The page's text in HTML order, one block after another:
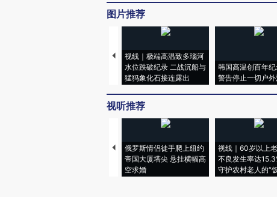
图片推荐
视线｜极端高温致多瑙河
水位跌破纪录 二战沉船与
猛犸象化石接连露出
韩国高温创百年
警告停止一切户外
视听推荐
俄罗斯情侣徒手爬上纽约
帝国大厦塔尖 悬挂横幅高
空求婚
视线｜60岁以上
不良发生率达
守护农村老人的“